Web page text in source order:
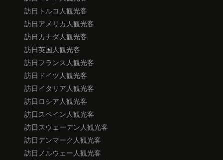
訪日トルコ人観光客
訪日アメリカ人観光客
訪日カナダ人観光客
訪日英国人観光客
訪日フランス人観光客
訪日ドイツ人観光客
訪日イタリア人観光客
訪日ロシア人観光客
訪日スペイン人観光客
訪日スウェーデン人観光客
訪日デンマーク人観光客
訪日ノルウェー人観光客